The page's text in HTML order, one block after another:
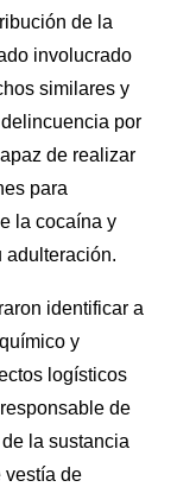
de la
involucrado
similares y
por
de realizar
para
la cocaína y
adulteración.
identificar a
y
logísticos
de
la sustancia
vestía de